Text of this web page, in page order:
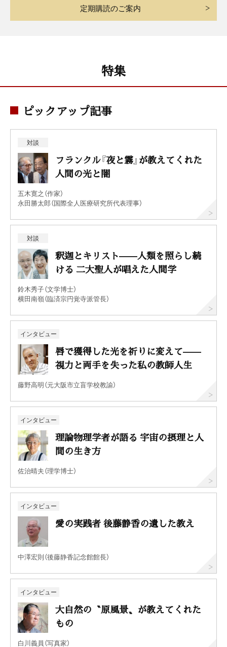
定期購読のご案内
特集
ピックアップ記事
対談
フランクル『夜と霧』が教えてくれた
人間の光と闇
五木寛之（作家）
永田勝太郎（国際全人医療研究所代表理事）
対談
釈迦とキリスト——人類を照らし続
ける 二大聖人が唱えた人間学
鈴木秀子（文学博士）
横田南嶺（臨済宗円覚寺派管長）
インタビュー
唇で獲得した光を祈りに変えて——
視力と両手を失った私の教師人生
藤野高明（元大阪市立盲学校教諭）
インタビュー
理論物理学者が語る 宇宙の摂理と人
間の生き方
佐治晴夫（理学博士）
インタビュー
愛の実践者 後藤静香の遺した教え
中澤宏則（後藤静香記念館館長）
インタビュー
大自然の〝原風景〟が教えてくれた
もの
白川義員（写真家）